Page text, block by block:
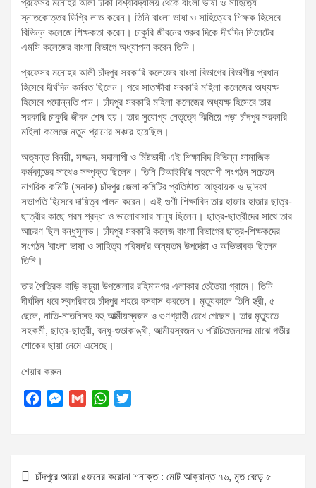
প্রফেসর মনোহর আলী ঢাকা বিশ্ববিদ্যালয় থেকে বাংলা ভাষা ও সাহিত্যে
স্নাতকোত্তর ডিগ্রি লাভ করেন। তিনি বাংলা ভাষা ও সাহিত্যের শিক্ষক হিসেবে
বিভিন্ন কলেজে শিক্ষকতা করেন। চাকুরি জীবনের শুরুর দিকে দীর্ঘদিন সিলেটের
এমসি কলেজের বাংলা বিভাগে অধ্যাপনা করেন তিনি।
প্রফেসর মনোহর আলী চাঁদপুর সরকারি কলেজের বাংলা বিভাগের বিভাগীয় প্রধান
হিসেবে দীর্ঘদিন কর্মরত ছিলেন। পরে সাতক্ষীরা সরকারি মহিলা কলেজের অধ্যক্ষ
হিসেবে পদোন্নতি পান। চাঁদপুর সরকারি মহিলা কলেজের অধ্যক্ষ হিসেবে তার
সরকারি চাকুরি জীবন শেষ হয়। তার সুযোগ্য নেতৃত্বে ঝিমিয়ে পড়া চাঁদপুর সরকারি
মহিলা কলেজে নতুন প্রাণের সঞ্চার হয়েছিল।
অত্যন্ত বিনয়ী, সজ্জন, সদালাপী ও মিষ্টভাষী এই শিক্ষাবিদ বিভিন্ন সামাজিক
কর্মকান্ডের সাথেও সম্পৃক্ত ছিলেন। তিনি টিআইবি’র সহযোগী সংগঠন সচেতন
নাগরিক কমিটি (সনাক) চাঁদপুর জেলা কমিটির প্রতিষ্ঠাতা আহ্বায়ক ও দু’দফা
সভাপতি হিসেবে দায়িত্ব পালন করেন। এই গুণী শিক্ষাবিদ তার হাজার হাজার ছাত্র-
ছাত্রীর কাছে পরম শ্রদ্ধা ও ভালোবাসার মানুষ ছিলেন। ছাত্র-ছাত্রীদের সাথে তার
আচরণ ছিল বন্ধুসুলভ। চাঁদপুর সরকারি কলেজ বাংলা বিভাগের ছাত্র-শিক্ষকদের
সংগঠন ‌’বাংলা ভাষা ও সাহিত্য পরিষদ’র অন্যতম উপদেষ্টা ও অভিভাবক ছিলেন
তিনি।
তার পৈত্রিক বাড়ি কচুয়া উপজেলার রহিমানগর এলাকার তেতৈয়া গ্রামে। তিনি
দীর্ঘদিন ধরে স্বপরিবারে চাঁদপুর শহরে বসবাস করতেন। মৃত্যুকালে তিনি স্ত্রী, ৫
ছেলে, নাতি-নাতনিসহ বহু আত্মীয়স্বজন ও গুণগ্রাহী রেখে গেছেন। তার মৃত্যুতে
সহকর্মী, ছাত্র-ছাত্রী, বন্ধু-শুভাকাঙ্খী, আত্মীয়স্বজন ও পরিচিতজনদের মাঝে গভীর
শোকের ছায়া নেমে এসেছে।
শেয়ার করুন
c
o
M
s
n
G
a
W
a
A
i
চাঁদপুরে আরো ৫জনের করোনা শনাক্ত : মোট আক্রান্ত ৭৬, মৃত বেড়ে ৫